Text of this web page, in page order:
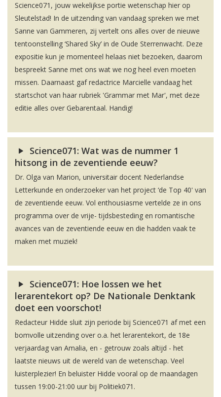
Science071, jouw wekelijkse portie wetenschap hier op
Sleutelstad! In de uitzending van vandaag spreken we met
Sanne van Gammeren, zij vertelt ons alles over de nieuwe
tentoonstelling ‘Shared Sky’ in de Oude Sterrenwacht. Deze
expositie kun je momenteel helaas niet bezoeken, daarom
bespreekt Sanne met ons wat we nog heel even moeten
missen. Daarnaast gaf redactrice Marcielle vandaag het
startschot van haar rubriek 'Grammar met Mar', met deze
editie alles over Gebarentaal. Handig!
Science071: Wat was de nummer 1
hitsong in de zeventiende eeuw?
Dr. Olga van Marion, universitair docent Nederlandse
Letterkunde en onderzoeker van het project ‘de Top 40' van
de zeventiende eeuw. Vol enthousiasme vertelde ze in ons
programma over de vrije- tijdsbesteding en romantische
avances van de zeventiende eeuw en die hadden vaak te
maken met muziek!
Science071: Hoe lossen we het
lerarentekort op? De Nationale Denktank
doet een voorschot!
Redacteur Hidde sluit zijn periode bij Science071 af met een
bomvolle uitzending over o.a. het lerarentekort, de 18e
verjaardag van Amalia, en - getrouw zoals altijd - het
laatste nieuws uit de wereld van de wetenschap. Veel
luisterplezier! En beluister Hidde vooral op de maandagen
tussen 19:00-21:00 uur bij Politiek071.